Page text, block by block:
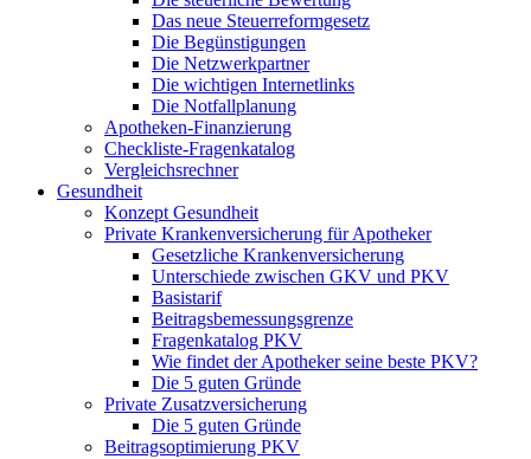
Das neue Steuerreformgesetz
Die Begünstigungen
Die Netzwerkpartner
Die wichtigen Internetlinks
Die Notfallplanung
Apotheken-Finanzierung
Checkliste-Fragenkatalog
Vergleichsrechner
Gesundheit
Konzept Gesundheit
Private Krankenversicherung für Apotheker
Gesetzliche Krankenversicherung
Unterschiede zwischen GKV und PKV
Basistarif
Beitragsbemessungsgrenze
Fragenkatalog PKV
Wie findet der Apotheker seine beste PKV?
Die 5 guten Gründe
Private Zusatzversicherung
Die 5 guten Gründe
Beitragsoptimierung PKV